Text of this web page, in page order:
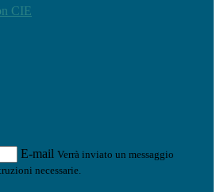
CIE
E-mail Verrà inviato un messaggio
necessarie.